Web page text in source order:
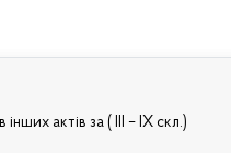
актів за ( III – IX скл.)